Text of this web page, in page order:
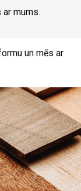
mums.
un mēs ar